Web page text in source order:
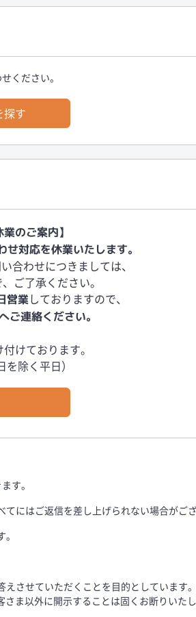
ください。
探す
のご案内】
対応を休業いたします。
合わせにつきましては、
ご了承ください。
営業しておりますので、
ご連絡ください。
けております。
除く平日）
す。
にはご返信を差し上げられない場合がござ
させていただくことを目的としています。
ま以外に開示することは固くお断りいたし